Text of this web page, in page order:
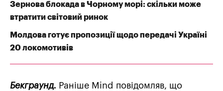
Зернова блокада в Чорному морі: скільки може
втратити світовий ринок
Молдова готує пропозиції щодо передачі Україні
20 локомотивів
Бекграунд. Раніше Mind повідомляв, що